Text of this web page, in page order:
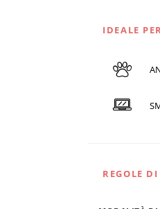
IDEALE
REGOLE